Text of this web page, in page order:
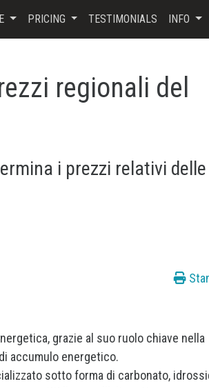
PRICING TESTIMONIALS INFO
regionali del
i prezzi relativi delle
grazie al suo ruolo chiave nella
accumulo energetico.
sotto forma di carbonato,